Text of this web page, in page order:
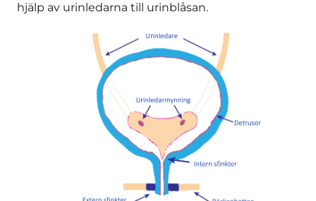
hjälp av urinledarna till urinblåsan.